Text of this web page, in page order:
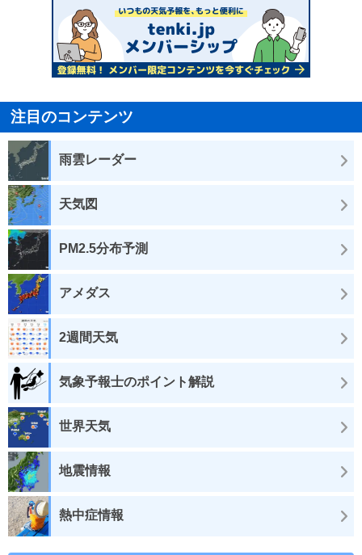
注目のコンテンツ
雨雲レーダー
天気図
PM2.5分布予測
アメダス
2週間天気
気象予報士のポイント解説
世界天気
地震情報
熱中症情報